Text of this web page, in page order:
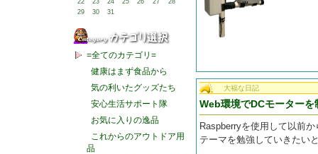
22
23 24 25 26 27
28
29
30 31
=全てのカテゴリ=
健康はまず食品から
気の利いたグッズたち
安心生活サポート隊
お気に入りの逸品
これからのアウトドア用
品
大福な日記
Web環境でDCモーターを
Raspberryを使用して以前
テーマを勉強していきたい